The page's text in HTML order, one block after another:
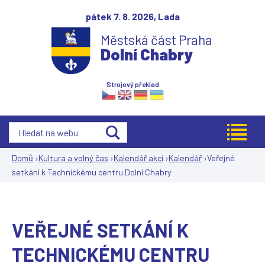
pátek 7. 8. 2026, Lada
Městská část Praha
Dolní Chabry
Strojový překlad
Jste
Domů ›Kultura a volný čas ›Kalendář akcí ›Kalendář ›Veřejné
setkání k Technickému centru Dolní Chabry
VEŘEJNÉ SETKÁNÍ K
TECHNICKÉMU CENTRU